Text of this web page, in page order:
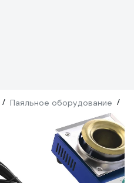
/ Паяльное оборудование /